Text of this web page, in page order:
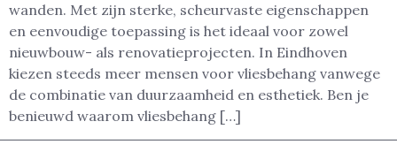
wanden. Met zijn sterke, scheurvaste eigenschappen
en eenvoudige toepassing is het ideaal voor zowel
nieuwbouw- als renovatieprojecten. In Eindhoven
kiezen steeds meer mensen voor vliesbehang vanwege
de combinatie van duurzaamheid en esthetiek. Ben je
benieuwd waarom vliesbehang […]